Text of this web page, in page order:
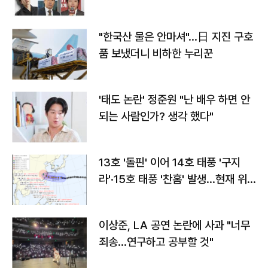
"한국산 물은 안마셔"…日 지진 구호
품 보냈더니 비하한 누리꾼
'태도 논란' 정준원 "난 배우 하면 안
되는 사람인가? 생각 했다"
13호 '돌핀' 이어 14호 태풍 '구지
라'·15호 태풍 '찬홈' 발생…현재 위
이상준, LA 공연 논란에 사과 "너무
죄송…연구하고 공부할 것"